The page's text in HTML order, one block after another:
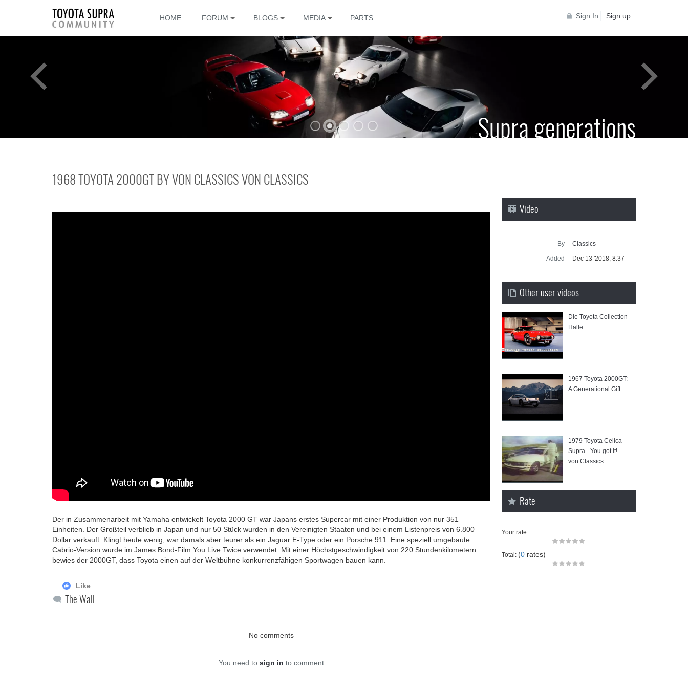
Sign In Sign up
HOME FORUM BLOGS MEDIA PARTS
Supra
u
Supra generations
1968 TOYOTA 2000GT BY VON CLASSICS VON CLASSICS
Der in Zusammenarbeit mit Yamaha entwickelt Toyota 2000 GT war Japans erstes Supercar mit einer Produktion von nur 351
Einheiten. Der Großteil verblieb in Japan und nur 50 Stück wurden in den Vereinigten Staaten und bei einem Listenpreis von 6.800
Dollar verkauft. Klingt heute wenig, war damals aber teurer als ein Jaguar E-Type oder ein Porsche 911. Eine speziell umgebaute
Cabrio-Version wurde im James Bond-Film You Live Twice verwendet. Mit einer Höchstgeschwindigkeit von 220 Stundenkilometern
bewies der 2000GT, dass Toyota einen auf der Weltbühne konkurrenzfähigen Sportwagen bauen kann.
Like
The Wall
No comments
You need to sign in to comment
Video
By Classics
Added Dec 13 '2018, 8:37
Other user videos
Die Toyota Collection
Halle
⁣1967 Toyota 2000GT:
A Generational Gift
1979 Toyota⁣ Celica
Supra - You got it!
von Classics
Rate
Your rate:
Total: (0rates)